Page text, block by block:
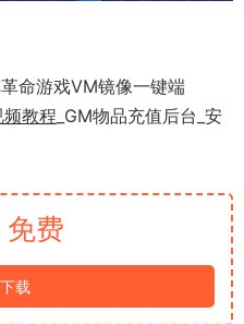
命游戏VM镜像一键端
频教程 _GM物品充值后台_安
免费
载